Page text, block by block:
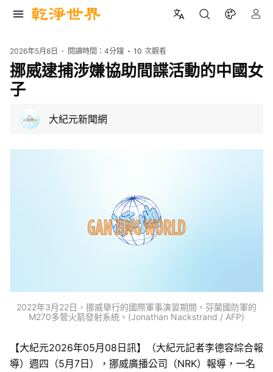
2026年5月8日 閱讀時間：4分鐘 10 次觀看
挪威逮捕涉嫌協助間諜活動的中國女
子
大紀元新聞網
2022年3月22日，挪威舉行的國際軍事演習期間，芬蘭國防軍的
M270多管火箭發射系統。(Jonathan Nackstrand / AFP)
【大紀元2026年05月08日訊】（大紀元記者李德容綜合報
導）週四（5月7日），挪威廣播公司（NRK）報導，一名